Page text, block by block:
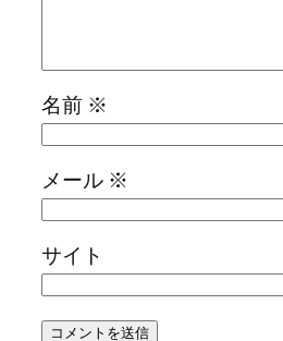
名前 ※
メール ※
サイト